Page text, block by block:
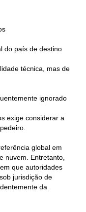
do país de destino
técnica, mas de
ignorado
exige considerar a
global em
nuvem. Entretanto,
que autoridades
jurisdição de
da